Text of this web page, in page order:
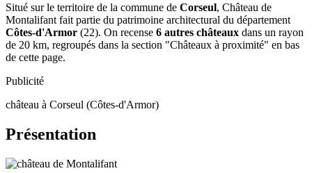
Situé sur le territoire de la commune de Corseul, Château de
Montalifant fait partie du patrimoine architectural du département
Côtes-d'Armor (22). On recense 6 autres châteaux dans un rayon
de 20 km, regroupés dans la section "Châteaux à proximité" en bas
de cette page.
Publicité
château à Corseul (Côtes-d'Armor)
Présentation